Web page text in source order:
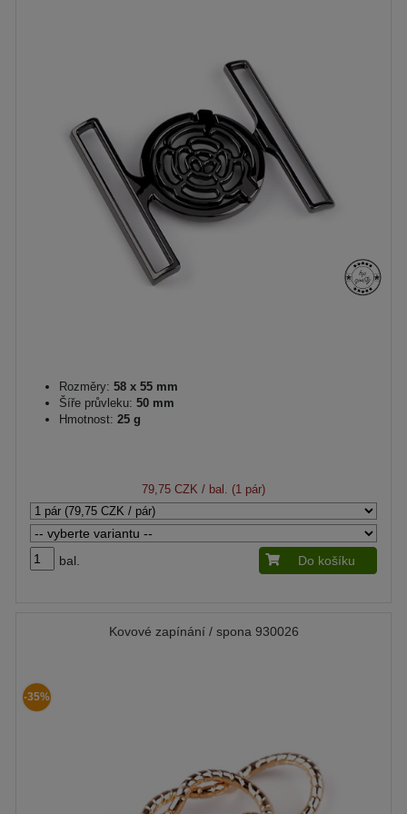
Rozměry: 58 x 55 mm
Šíře průvleku: 50 mm
Hmotnost: 25 g
79,75 CZK / bal. (1 pár)
bal. Do košíku
Kovové zapínání / spona 930026
-35%